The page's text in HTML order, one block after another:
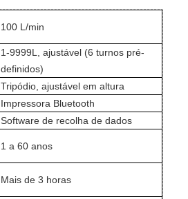
100 L/min
1-9999L, ajustável (6 turnos pré-
definidos)
Tripódio, ajustável em altura
Impressora Bluetooth
Software de recolha de dados
1 a 60 anos
Mais de 3 horas